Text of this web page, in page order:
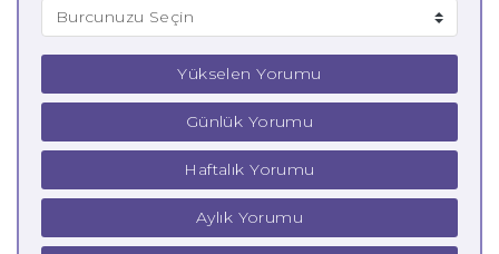
Yükselen Yorumu
Günlük Yorumu
Haftalık Yorumu
Aylık Yorumu